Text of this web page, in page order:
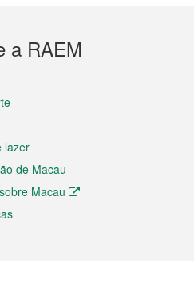
a RAEM
lazer
de Macau
Macau